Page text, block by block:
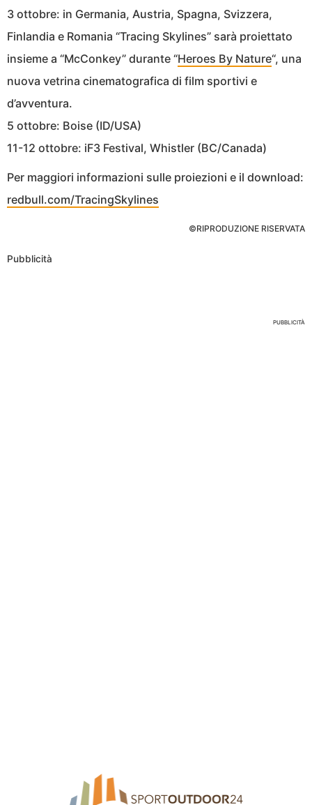
3 ottobre: in Germania, Austria, Spagna, Svizzera,
Finlandia e Romania “Tracing Skylines” sarà proiettato
insieme a “McConkey” durante “Heroes By Nature“, una
nuova vetrina cinematografica di film sportivi e
d’avventura.
5 ottobre: Boise (ID/USA)
11-12 ottobre: iF3 Festival, Whistler (BC/Canada)
Per maggiori informazioni sulle proiezioni e il download:
redbull.com/TracingSkylines
©RIPRODUZIONE RISERVATA
Pubblicità
PUBBLICITÀ